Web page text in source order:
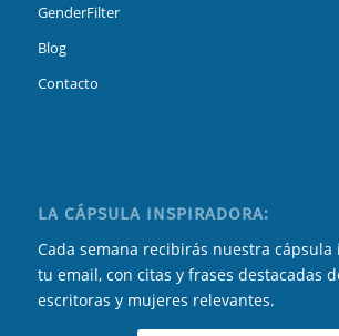
GenderFilter
Blog
Contacto
LA CÁPSULA INSPIRADORA:
Cada semana recibirás nuestra
tu email, con citas y frases destacadas
escritoras y mujeres relevantes.